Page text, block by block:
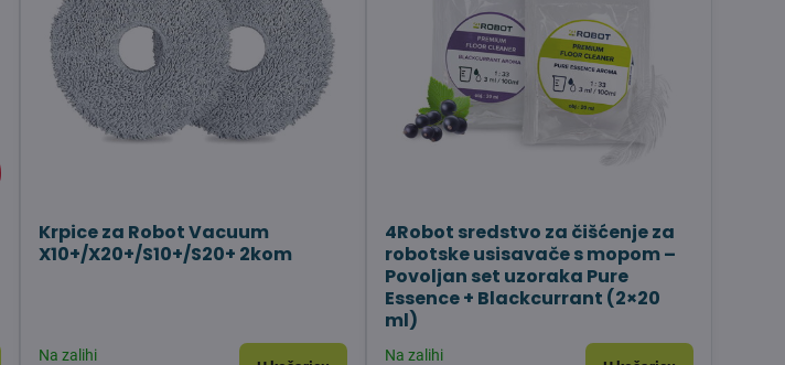
Krpice za Robot Vacuum
X10+/X20+/S10+/S20+ 2kom
Na zalihi
4Robot sredstvo za čišćenje za
robotske usisavače s mopom –
Povoljan set uzoraka Pure
Essence + Blackcurrant (2×20
ml)
Na zalihi